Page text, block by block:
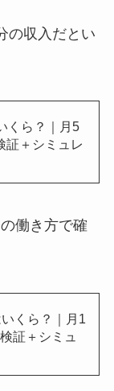
の収入だとい
くら？｜月5
証＋シミュレ
働き方で確
くら？｜月1
証＋シミュ